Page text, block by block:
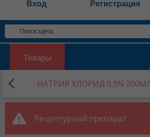
Вход Регистрация
Товары
НАТРИЯ ХЛОРИД 0,9%
Рецептурный препарат